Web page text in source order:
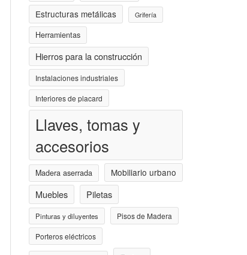
Estructuras metálicas Grifería
Herramientas
Hierros para la construcción
Instalaciones industriales
Interiores de placard
Llaves, tomas y
accesorios
Madera aserrada Mobiliario urbano
Muebles Piletas
Pinturas y diluyentes
Pisos de Madera
Porteros eléctricos